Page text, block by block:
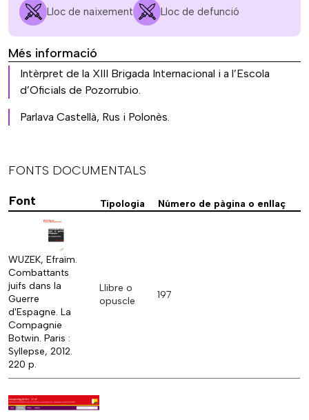
Lloc de naixement Lloc de defunció
Més informació
Intèrpret de la XIII Brigada Internacional i a l’Escola
d’Oficials de Pozorrubio.
Parlava Castellà, Rus i Polonès.
FONTS DOCUMENTALS
Font
Tipologia Número de pàgina o enllaç
WUZEK, Efraïm.
Combattants
juifs dans la
Guerre
d'Espagne. La
Compagnie
Botwin. Paris :
Syllepse, 2012.
220 p.
Llibre o
opuscle
197